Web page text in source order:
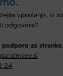
vprašanja, ki
odgovora?
za stranke.
24